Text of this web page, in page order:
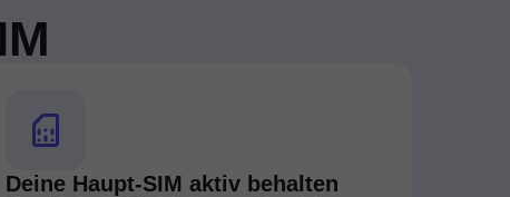
Deine Haupt-SIM aktiv behalten